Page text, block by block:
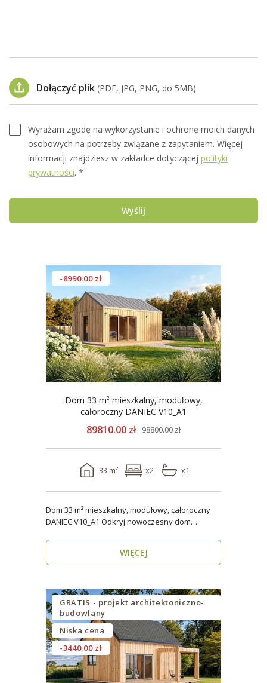
Dołączyć plik (PDF, JPG, PNG, do 5MB)
Wyrażam zgodę na wykorzystanie i ochronę moich danych
osobowych na potrzeby związane z zapytaniem. Więcej
informacji znajdziesz w zakładce dotyczącej polityki
prywatności. *
Wyślij
-8990.00 zł
Dom 33 m² mieszkalny, modułowy,
całoroczny DANIEC V10_A1
89810.00 zł 98800.00 zł
33 m² x2 x1
Dom 33 m² mieszkalny, modułowy, całoroczny
DANIEC V10_A1 Odkryj nowoczesny dom
WIĘCEJ
GRATIS - projekt architektoniczno-
budowlany
Niska cena
-3440.00 zł